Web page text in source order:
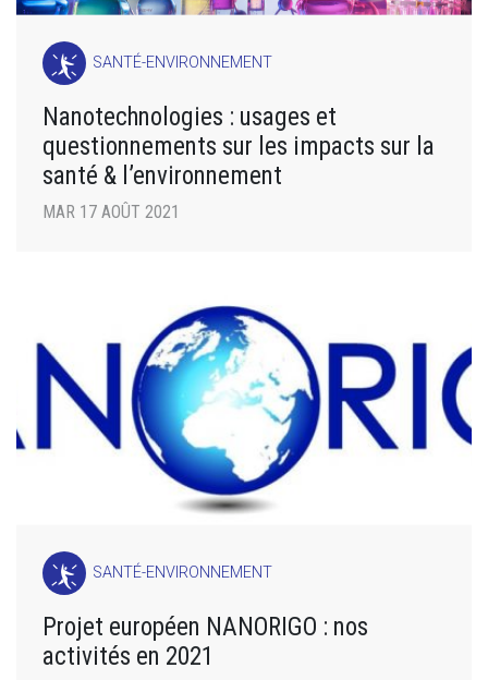
SANTÉ-ENVIRONNEMENT
Nanotechnologies : usages et
questionnements sur les impacts sur la
santé & l’environnement
MAR 17 AOÛT 2021
SANTÉ-ENVIRONNEMENT
Projet européen NANORIGO : nos
activités en 2021